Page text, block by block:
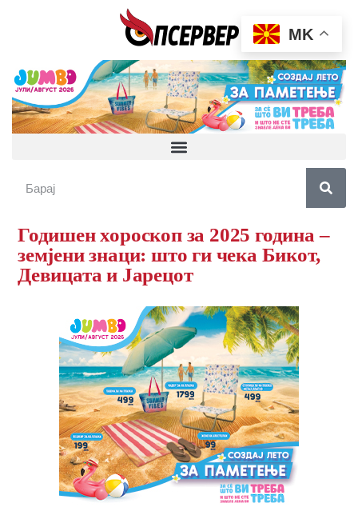
Годишен хороскоп за 2025 година –
земјени знаци: што ги чека Бикот,
Девицата и Јарецот
MK